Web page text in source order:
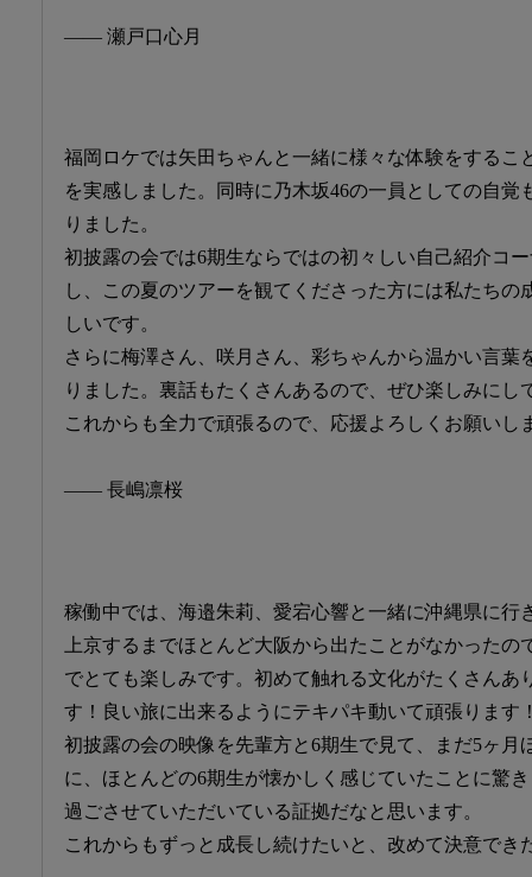
―― 瀬戸口心月
福岡ロケでは矢田ちゃんと一緒に様々な体験をするこ
を実感しました。同時に乃木坂46の一員としての自覚
りました。
初披露の会では6期生ならではの初々しい自己紹介コ
し、この夏のツアーを観てくださった方には私たちの
しいです。
さらに梅澤さん、咲月さん、彩ちゃんから温かい言葉
りました。裏話もたくさんあるので、ぜひ楽しみにし
これからも全力で頑張るので、応援よろしくお願いし
―― 長嶋凛桜
稼働中では、海邉朱莉、愛宕心響と一緒に沖縄県に行
上京するまでほとんど大阪から出たことがなかった
でとても楽しみです。初めて触れる文化がたくさんあ
す！良い旅に出来るようにテキパキ動いて頑張ります
初披露の会の映像を先輩方と6期生で見て、まだ5ヶ月
に、ほとんどの6期生が懐かしく感じていたことに驚
過ごさせていただいている証拠だなと思います。
これからもずっと成長し続けたいと、改めて決意でき